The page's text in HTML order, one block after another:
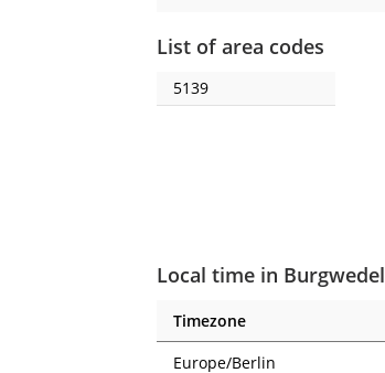
List of area codes
5139
Local time in Burgwedel
Timezone
Europe/Berlin